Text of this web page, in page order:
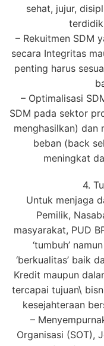
sehat, jujur,
– Rekuitmen SDM
secara Integritas
penting harus
– Optimalisasi
SDM pada sektor
menghasilkan) dan
beban (back
meningkat
4.
Untuk menjaga
Pemilik,
masyarakat, PUD
‘tumbuh’
‘berkualitas’ baik
Kredit maupun
tercapai tujuan\
kesejahteraan
–
Organisasi (SOT),